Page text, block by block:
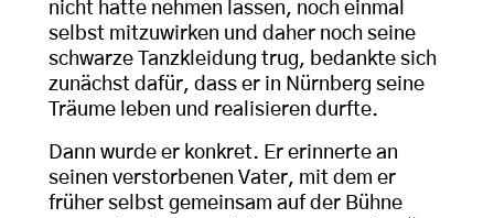
nicht hatte nehmen lassen, noch einmal
selbst mitzuwirken und daher noch seine
schwarze Tanzkleidung trug, bedankte sich
zunächst dafür, dass er in Nürnberg seine
Träume leben und realisieren durfte.
Dann wurde er konkret. Er erinnerte an
seinen verstorbenen Vater, mit dem er
früher selbst gemeinsam auf der Bühne